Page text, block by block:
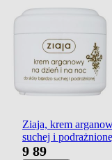
Ziaja, krem
suchej i
9 89